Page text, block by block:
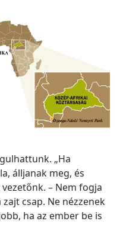
„Ha
álljanak meg, és
– Nem fogja
csap. Ne nézzenek
ha az ember be is